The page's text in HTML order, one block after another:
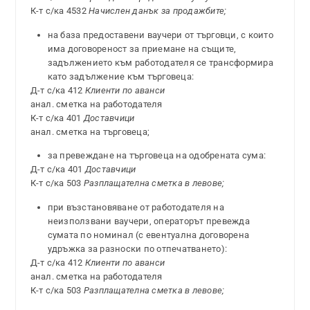
К-т с/ка 4532Начислен данък за продажбите;
на база предоставени ваучери от търговци, с които
има договореност за приемане на същите,
задължението към работодателя се трансформира
като задължение към търговеца:
Д-т с/ка 412 Клиенти по аванси
анал. сметка на работодателя
К-т с/ка 401 Доставчици
анал. сметка на търговеца;
за превеждане на търговеца на одобрената сума:
Д-т с/ка 401Доставчици
К-т с/ка 503 Разплащателна сметка в левове;
при възстановяване от работодателя на
неизползвани ваучери, операторът превежда
сумата по номинал (с евентуална договорена
удръжка за разноски по отпечатването):
Д-т с/ка 412 Клиенти по аванси
анал. сметка на работодателя
К-т с/ка 503 Разплащателна сметка в левове;